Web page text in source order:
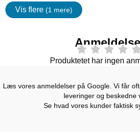
Vis flere (1 mere)
Egenskaper
Produktetet har ingen
Læs vores anmeldelser på Google. Vi får
leveringer og beskedne
Se hvad vores kunder faktisk